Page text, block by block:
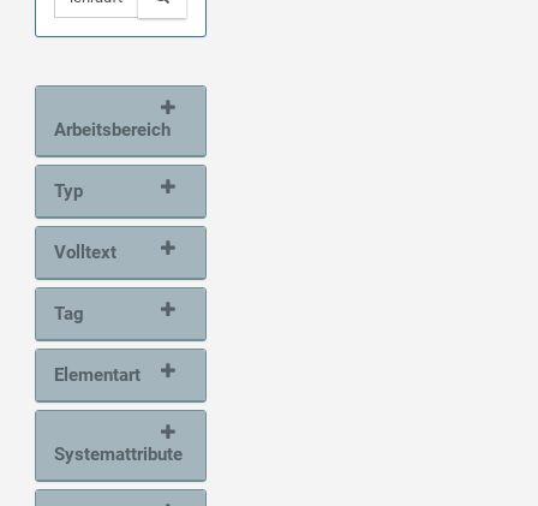
Arbeitsbereich
Typ
Volltext
Tag
Elementart
Systemattribute